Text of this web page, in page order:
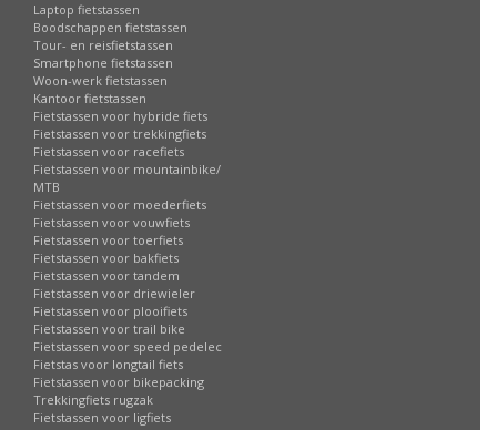
Laptop fietstassen
Boodschappen fietstassen
Tour- en reisfietstassen
Smartphone fietstassen
Woon-werk fietstassen
Kantoor fietstassen
Fietstassen voor hybride fiets
Fietstassen voor trekkingfiets
Fietstassen voor racefiets
Fietstassen voor mountainbike/
MTB
Fietstassen voor moederfiets
Fietstassen voor vouwfiets
Fietstassen voor toerfiets
Fietstassen voor bakfiets
Fietstassen voor tandem
Fietstassen voor driewieler
Fietstassen voor plooifiets
Fietstassen voor trail bike
Fietstassen voor speed pedelec
Fietstas voor longtail fiets
Fietstassen voor bikepacking
Trekkingfiets rugzak
Fietstassen voor ligfiets